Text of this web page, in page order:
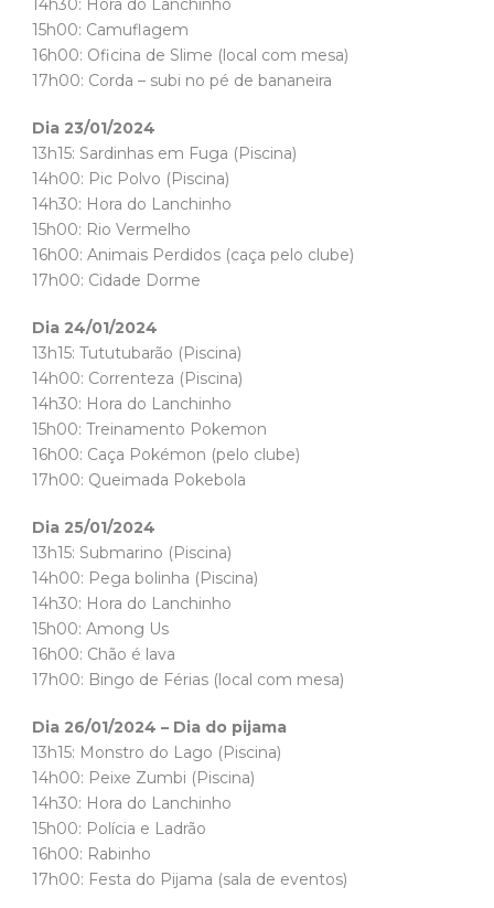
14h30: Hora do Lanchinho
15h00: Camuflagem
16h00: Oficina de Slime (local com mesa)
17h00: Corda – subi no pé de bananeira
Dia 23/01/2024
13h15: Sardinhas em Fuga (Piscina)
14h00: Pic Polvo (Piscina)
14h30: Hora do Lanchinho
15h00: Rio Vermelho
16h00: Animais Perdidos (caça pelo clube)
17h00: Cidade Dorme
Dia 24/01/2024
13h15: Tututubarão (Piscina)
14h00: Correnteza (Piscina)
14h30: Hora do Lanchinho
15h00: Treinamento Pokemon
16h00: Caça Pokémon (pelo clube)
17h00: Queimada Pokebola
Dia 25/01/2024
13h15: Submarino (Piscina)
14h00: Pega bolinha (Piscina)
14h30: Hora do Lanchinho
15h00: Among Us
16h00: Chão é lava
17h00: Bingo de Férias (local com mesa)
Dia 26/01/2024 – Dia do pijama
13h15: Monstro do Lago (Piscina)
14h00: Peixe Zumbi (Piscina)
14h30: Hora do Lanchinho
15h00: Polícia e Ladrão
16h00: Rabinho
17h00: Festa do Pijama (sala de eventos)